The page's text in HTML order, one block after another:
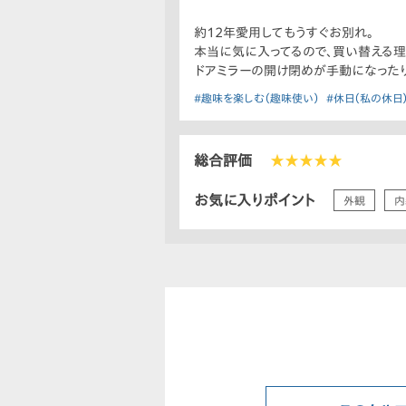
約12年愛用してもうすぐお別れ。
本当に気に入ってるので、買い替える
ドアミラーの開け閉めが手動になった
#趣味を楽しむ（趣味使い） #休日（私の休日
総合評価 ★★★★★
お気に入りポイント 外観